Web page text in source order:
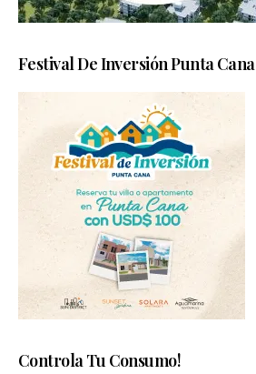
Festival De Inversión Punta Cana
Controla Tu Consumo!